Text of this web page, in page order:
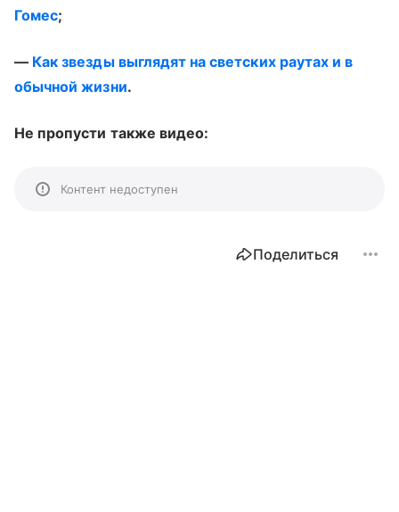
Гомес;
— Как звезды выглядят на светских раутах и в
обычной жизни.
Не пропусти также видео:
Контент недоступен
Поделиться